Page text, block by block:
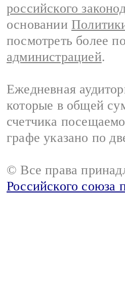
российского
основании
посмотреть более
администрацией.
Ежедневная
которые в общей
счетчика
графе указано по
© Все права
Российского союза